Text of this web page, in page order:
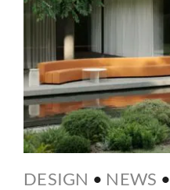
DESIGN • NEWS •